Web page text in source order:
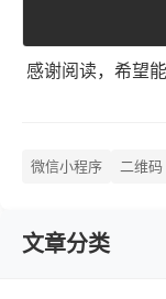
感谢阅读，希望
微信小程序 二维码
文章分类